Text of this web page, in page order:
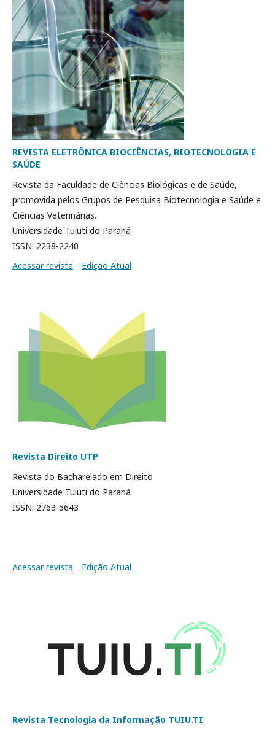
REVISTA ELETRÔNICA BIOCIÊNCIAS, BIOTECNOLOGIA E
SAÚDE
Revista da Faculdade de Ciências Biológicas e de Saúde,
promovida pelos Grupos de Pesquisa Biotecnologia e Saúde e
Ciências Veterinárias.
Universidade Tuiuti do Paraná
ISSN: 2238-2240
Acessar revista
Edição Atual
Revista Direito UTP
Revista do Bacharelado em Direito
Universidade Tuiuti do Paraná
ISSN: 2763-5643
Acessar revista Edição Atual
Revista Tecnologia da Informação TUIU.TI